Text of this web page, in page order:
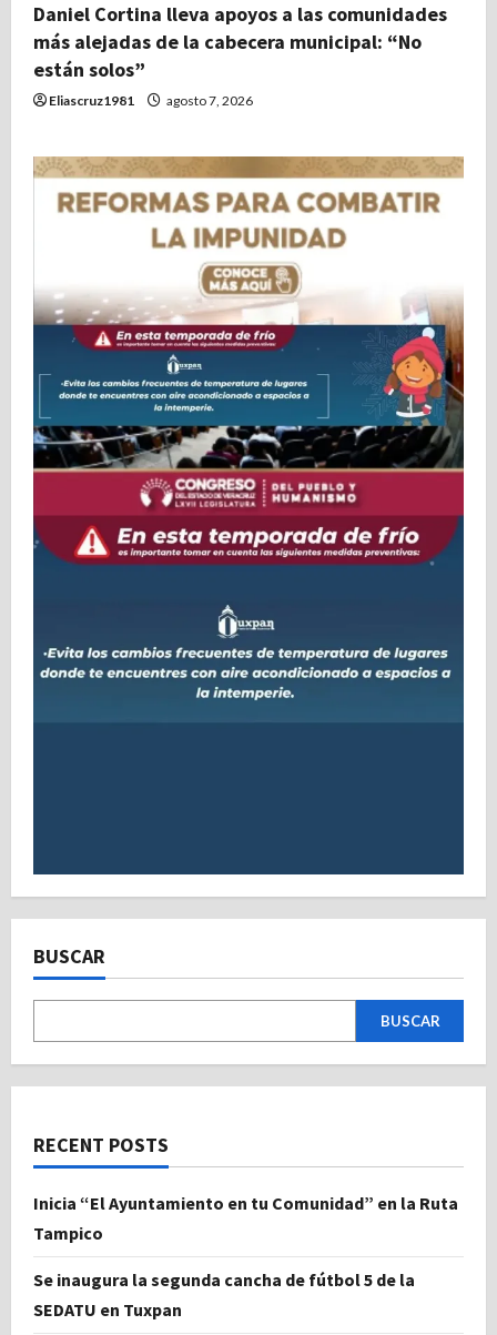
Daniel Cortina lleva apoyos a las comunidades
más alejadas de la cabecera municipal: “No
están solos”
Eliascruz1981 agosto 7, 2026
BUSCAR
BUSCAR
RECENT POSTS
Inicia “El Ayuntamiento en tu Comunidad” en la Ruta
Tampico
Se inaugura la segunda cancha de fútbol 5 de la
SEDATU en Tuxpan